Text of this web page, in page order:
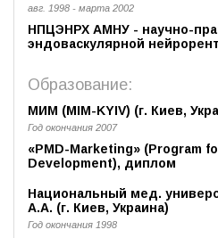
авг. 1998 - марта 2002
НПЦЭНРХ АМНУ - научно-
эндоваскулярной
Образование:
МИМ (MIM-KYIV) (г. Киев,
Год окончания 2007
«PMD-Marketing» (Program
Development), диплом
Национальный мед.
А.А. (г. Киев, Украина)
Год окончания 1998